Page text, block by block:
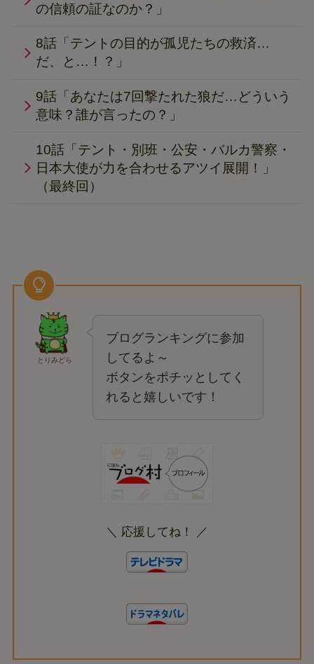
の信頼の証なのか？」
8話「テントの目的が孤児たちの救済…
だ、と…！？」
9話「あなたは7回撃たれた狼だ…どういう
意味？誰が言ったの？」
10話「テント・別班・公安・バルカ警察・
日本大使が力を合わせるアツイ展開！」
（最終回）
とりみどら
ブログランキングに参加
してるよ～
ボタンをポチッとしてく
れると嬉しいです！
＼ 応援してね！ ／